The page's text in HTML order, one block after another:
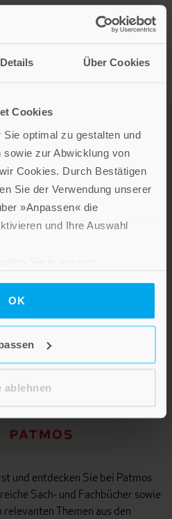
Details Über Cookies
Cookies
optimal zu gestalten und
zur Abwicklung von
Cookies. Durch Bestätigen
Sie der Verwendung unserer
»Anpassen« die
und Ihre Auswahl
OK
ablehnen
MAGAZIN
Verlagsgruppe
und entdecken Sie bei Patmos
Sach- und Fachbücher sowie
Themen aus den